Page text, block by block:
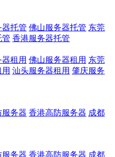
托管 佛山服务器托管 东莞
管 香港服务器托管
租用 佛山服务器租用 东莞
汕头服务器租用 肇庆服务
务器 香港高防服务器 成都
务器 香港高防服务器 成都